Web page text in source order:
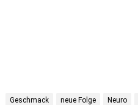
Geschmack neue Folge Neuro